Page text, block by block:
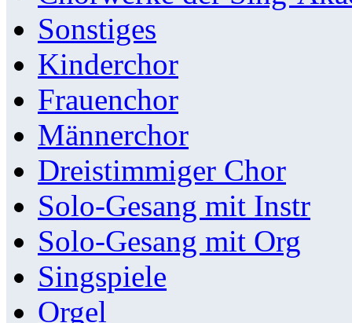
Sonstiges
Kinderchor
Frauenchor
Männerchor
Dreistimmiger Chor
Solo-Gesang mit Instr
Solo-Gesang mit Org
Singspiele
Orgel